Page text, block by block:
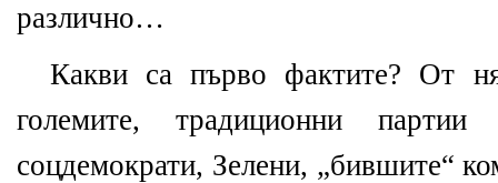
различно…
Какви са първо фактите? От
големите, традиционни партии
соцдемократи, Зелени, „бившите“